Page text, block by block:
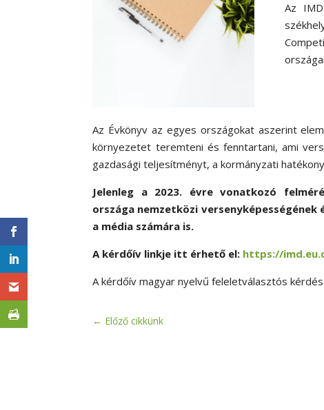
Az
Az Évkönyv az egyes országokat aszerint
környezetet teremteni és fenntartani, ami
gazdasági teljesítményt, a kormányzati
Jelenleg a 2023. évre vonatkozó
országa nemzetközi
a média számára is.
A kérdőív linkje itt érhető el: https://
A kérdőív magyar nyelvű feleletválasztós
← Előző cikkünk